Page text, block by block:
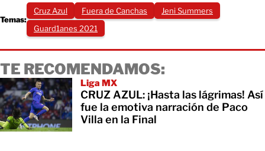
Temas:
Cruz Azul Fuera de Canchas
Jeni Summers
Guard1anes 2021
TE RECOMENDAMOS:
Liga MX
CRUZ AZUL: ¡Hasta las lágrimas! Así
fue la emotiva narración de Paco
Villa en la Final